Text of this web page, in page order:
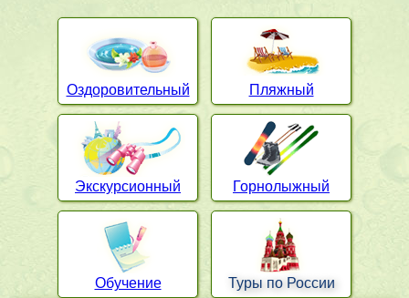
Оздоровительный Пляжный
Экскурсионный Горнолыжный
Обучение Туры по России